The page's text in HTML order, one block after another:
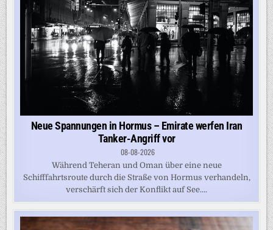
Neue Spannungen in Hormus – Emirate werfen Iran
Tanker-Angriff vor
08-08-2026
Während Teheran und Oman über eine neue
Schifffahrtsroute durch die Straße von Hormus verhandeln,
verschärft sich der Konflikt auf See....